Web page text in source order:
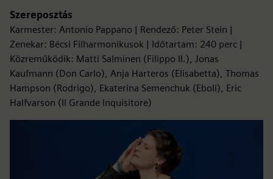
Szereposztás
Karmester: Antonio Pappano | Rendező: Peter Stein |
Zenekar: Bécsi Filharmonikusok | Időtartam: 240 perc |
Közreműködik: Matti Salminen (Filippo II.), Jonas
Kaufmann (Don Carlo), Anja Harteros (Elisabetta), Thomas
Hampson (Rodrigo), Ekaterina Semenchuk (Eboli), Eric
Halfvarson (Il Grande Inquisitore)